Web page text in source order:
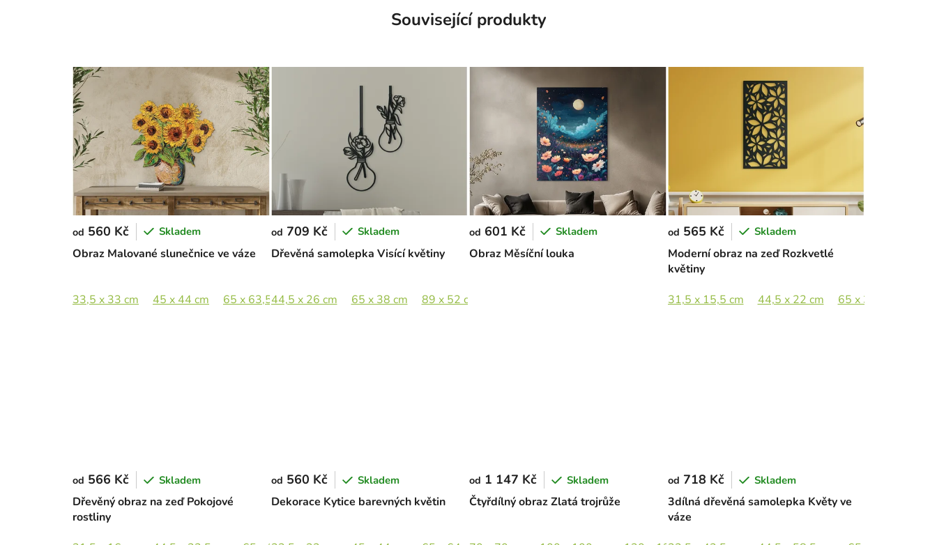
Související produkty
Obraz Malované slunečnice ve váze
od 560 Kč Skladem
33,5 x 33 cm 45 x 44 cm 65 x 63,5 cm 89 x 87 cm
Dřevěná samolepka Visící květiny
od 709 Kč Skladem
44,5 x 26 cm 65 x 38 cm 89 x 52 cm
Obraz Měsíční louka
od 601 Kč Skladem
Moderní obraz na zeď Rozkvetlé
květiny
od 565 Kč Skladem
31,5 x 15,5 cm 44,5 x 22 cm 65 x 32,5 cm
Dřevěný obraz na zeď Pokojové
rostliny
od 566 Kč Skladem
Dekorace Kytice barevných květin
od 560 Kč Skladem
Čtyřdílný obraz Zlatá trojrůže
od 1 147 Kč Skladem
3dílná dřevěná samolepka Květy ve
váze
od 718 Kč Skladem